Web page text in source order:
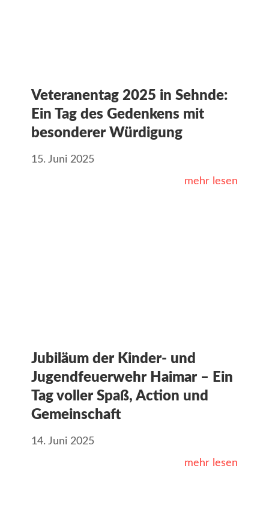
Veteranentag 2025 in Sehnde:
Ein Tag des Gedenkens mit
besonderer Würdigung
15. Juni 2025
mehr lesen
Jubiläum der Kinder- und
Jugendfeuerwehr Haimar – Ein
Tag voller Spaß, Action und
Gemeinschaft
14. Juni 2025
mehr lesen